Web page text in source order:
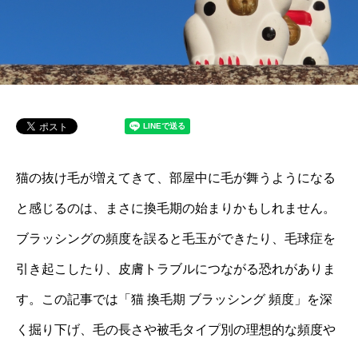
猫の抜け毛が増えてきて、部屋中に毛が舞うようになる
と感じるのは、まさに換毛期の始まりかもしれません。
ブラッシングの頻度を誤ると毛玉ができたり、毛球症を
引き起こしたり、皮膚トラブルにつながる恐れがありま
す。この記事では「猫 換毛期 ブラッシング 頻度」を深
く掘り下げ、毛の長さや被毛タイプ別の理想的な頻度や